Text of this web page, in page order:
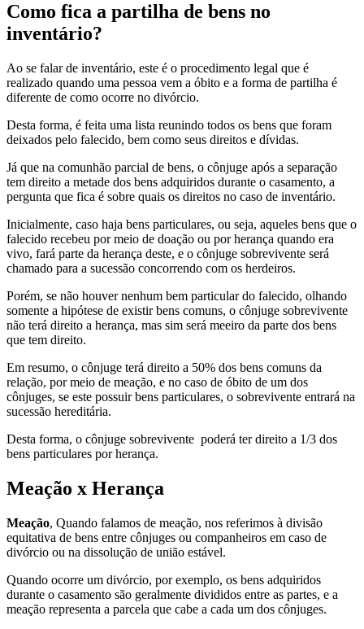
Como fica a partilha de bens no
inventário?
Ao se falar de inventário, este é o procedimento legal que é
realizado quando uma pessoa vem a óbito e a forma de partilha é
diferente de como ocorre no divórcio.
Desta forma, é feita uma lista reunindo todos os bens que foram
deixados pelo falecido, bem como seus direitos e dívidas.
Já que na comunhão parcial de bens, o cônjuge após a separação
tem direito a metade dos bens adquiridos durante o casamento, a
pergunta que fica é sobre quais os direitos no caso de inventário.
Inicialmente, caso haja bens particulares, ou seja, aqueles bens que o
falecido recebeu por meio de doação ou por herança quando era
vivo, fará parte da herança deste, e o cônjuge sobrevivente será
chamado para a sucessão concorrendo com os herdeiros.
Porém, se não houver nenhum bem particular do falecido, olhando
somente a hipótese de existir bens comuns, o cônjuge sobrevivente
não terá direito a herança, mas sim será meeiro da parte dos bens
que tem direito.
Em resumo, o cônjuge terá direito a 50% dos bens comuns da
relação, por meio de meação, e no caso de óbito de um dos
cônjuges, se este possuir bens particulares, o sobrevivente entrará na
sucessão hereditária.
Desta forma, o cônjuge sobrevivente poderá ter direito a 1/3 dos
bens particulares por herança.
Meação x Herança
Meação, Quando falamos de meação, nos referimos à divisão
equitativa de bens entre cônjuges ou companheiros em caso de
divórcio ou na dissolução de união estável.
Quando ocorre um divórcio, por exemplo, os bens adquiridos
durante o casamento são geralmente divididos entre as partes, e a
meação representa a parcela que cabe a cada um dos cônjuges.